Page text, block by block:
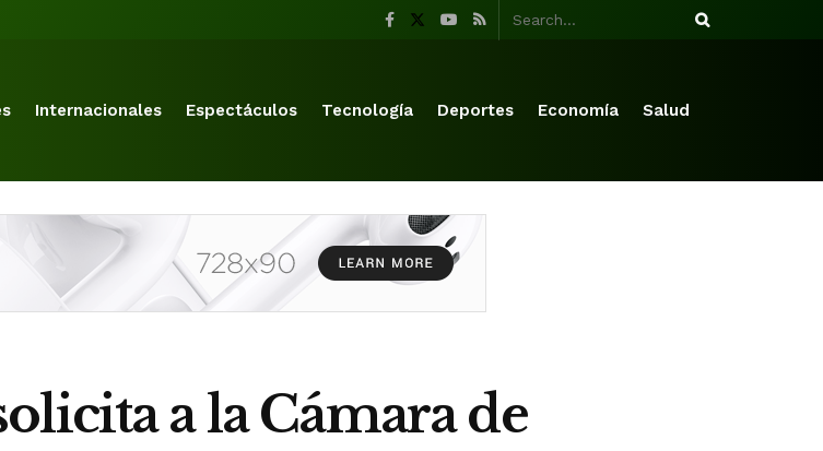
Internacionales Espectáculos Tecnología Deportes Economía Salud
a la Cámara de